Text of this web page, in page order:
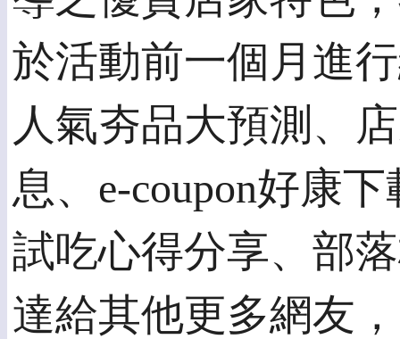
於活動前一個月進
人氣夯品大預測、
息、e-coupon好康
試吃心得分享、部
達給其他更多網友